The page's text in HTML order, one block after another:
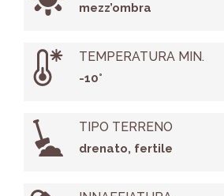
mezz’ombra
TEMPERATURA MIN.
-10°
TIPO TERRENO
drenato, fertile